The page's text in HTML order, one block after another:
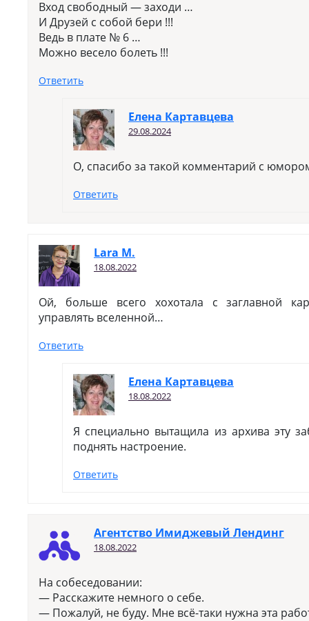
Вход свободный — заходи …
И Друзей с собой бери !!!
Ведь в плате № 6 …
Можно весело болеть !!!
Ответить
Елена Картавцева
29.08.2024
О, спасибо за такой комментарий с
Ответить
Lara M.
18.08.2022
Ой, больше всего хохотала с заглавной
управлять вселенной…
Ответить
Елена Картавцева
18.08.2022
Я специально вытащила из архива эту
поднять настроение.
Ответить
Агентство Имиджевый Лендинг
18.08.2022
На собеседовании:
— Расскажите немного о себе.
— Пожалуй, не буду. Мне всё-таки нужна эта